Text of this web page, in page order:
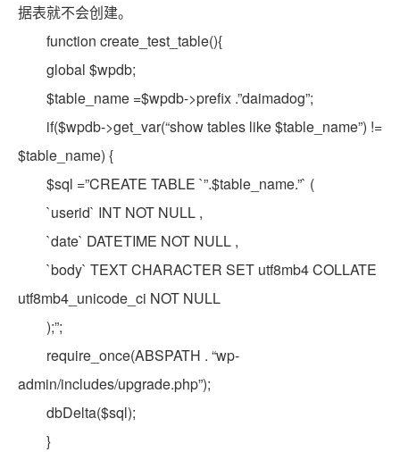
据表就不会创建。
function create_test_table(){
global $wpdb;
$table_name =$wpdb->prefix .”daimadog”;
if($wpdb->get_var(“show tables like $table_name”) !=
$table_name) {
$sql =”CREATE TABLE `”.$table_name.”` (
`userid` INT NOT NULL ,
`date` DATETIME NOT NULL ,
`body` TEXT CHARACTER SET utf8mb4 COLLATE
utf8mb4_unicode_ci NOT NULL
);”;
require_once(ABSPATH . “wp-
admin/includes/upgrade.php”);
dbDelta($sql);
}